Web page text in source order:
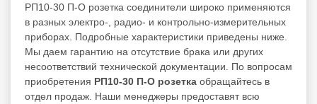
РП10-30 П-О розетка соединители широко применяются
в разных электро-, радио- и контрольно-измерительных
приборах. Подробные характеристики приведены ниже.
Мы даем гарантию на отсутствие брака или других
несоответствий технической документации. По вопросам
приобретения РП10-30 П-О розетка обращайтесь в
отдел продаж. Наши менеджеры предоставят всю